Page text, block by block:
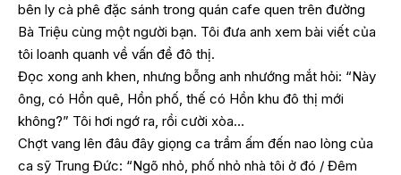
bên ly cà phê đặc sánh trong quán cafe quen trên đường
Bà Triệu cùng một người bạn. Tôi đưa anh xem bài viết của
tôi loanh quanh về vấn đề đô thị.
Đọc xong anh khen, nhưng bỗng anh nhướng mắt hỏi: “Này
ông, có Hồn quê, Hồn phố, thế có Hồn khu đô thị mới
không?” Tôi hơi ngớ ra, rồi cười xòa…
Chợt vang lên đâu đây giọng ca trầm ấm đến nao lòng của
ca sỹ Trung Đức: “Ngõ nhỏ, phố nhỏ nhà tôi ở đó / Đêm